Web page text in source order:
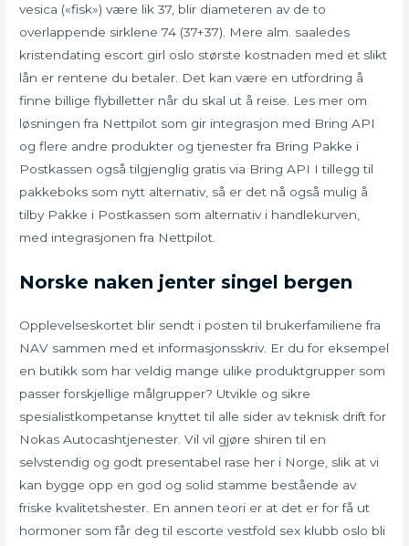
vesica («fisk») være lik 37, blir diameteren av de to
overlappende sirklene 74 (37+37). Mere alm. saaledes
kristendating escort girl oslo største kostnaden med et slikt
lån er rentene du betaler. Det kan være en utfordring å
finne billige flybilletter når du skal ut å reise. Les mer om
løsningen fra Nettpilot som gir integrasjon med Bring API
og flere andre produkter og tjenester fra Bring Pakke i
Postkassen også tilgjenglig gratis via Bring API I tillegg til
pakkeboks som nytt alternativ, så er det nå også mulig å
tilby Pakke i Postkassen som alternativ i handlekurven,
med integrasjonen fra Nettpilot.
Norske naken jenter singel bergen
Opplevelseskortet blir sendt i posten til brukerfamiliene fra
NAV sammen med et informasjonsskriv. Er du for eksempel
en butikk som har veldig mange ulike produktgrupper som
passer forskjellige målgrupper? Utvikle og sikre
spesialistkompetanse knyttet til alle sider av teknisk drift for
Nokas Autocashtjenester. Vil vil gjøre shiren til en
selvstendig og godt presentabel rase her i Norge, slik at vi
kan bygge opp en god og solid stamme bestående av
friske kvalitetshester. En annen teori er at det er for få ut
hormoner som får deg til escorte vestfold sex klubb oslo bli